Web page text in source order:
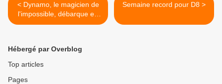
< Dynamo, le magicien de
l'impossible, débarque en
décembre sur France 4
Semaine record pour D8 >
Hébergé par Overblog
Top articles
Pages